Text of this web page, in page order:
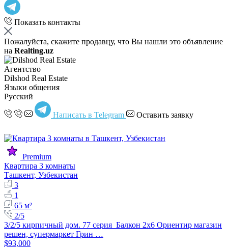
Показать контакты
Пожалуйста, скажите продавцу, что Вы нашли это объявление
на Realting.uz
Агентство
Dilshod Real Estate
Языки общения
Русский
Написать в Telegram Оставить заявку
Premium
Квартира 3 комнаты
Ташкент, Узбекистан
3
1
65 м²
2/5
3/2/5 кирпичный дом. 77 серия Балкон 2х6 Ориентир магазин
решен, супермаркет Грин …
$93,000